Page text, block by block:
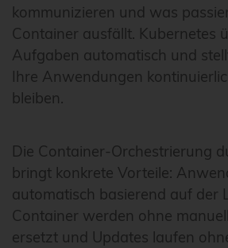
kommunizieren und was
Container ausfällt. Kubernetes
Aufgaben automatisch und
Ihre Anwendungen
bleiben.
Die Container-Orchestrierung
bringt konkrete Vorteile:
automatisch basierend auf der
Container werden ohne
ersetzt und Updates laufen